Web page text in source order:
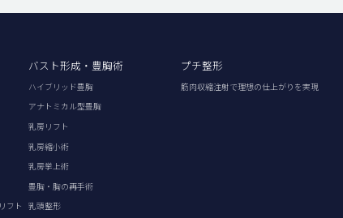
フト
バスト形成・豊胸術
ハイブリッド豊胸
アナトミカル型豊胸
乳房リフト
乳房縮小術
乳房挙上術
豊胸・胸の再手術
乳頭整形
プチ整形
筋肉収縮注射で理想の仕上がりを実現